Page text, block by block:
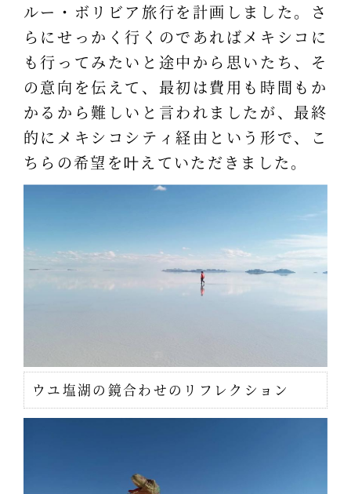
ルー・ボリビア旅行を計画しました。さ
らにせっかく行くのであればメキシコに
も行ってみたいと途中から思いたち、そ
の意向を伝えて、最初は費用も時間もか
かるから難しいと言われましたが、最終
的にメキシコシティ経由という形で、こ
ちらの希望を叶えていただきました。
ウユ塩湖の鏡合わせのリフレクション